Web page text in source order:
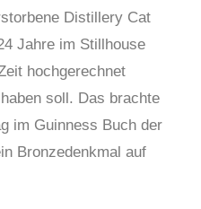
Distillery Cat
Jahre im Stillhouse
hochgerechnet
soll. Das brachte
im Guinness Buch der
Bronzedenkmal auf